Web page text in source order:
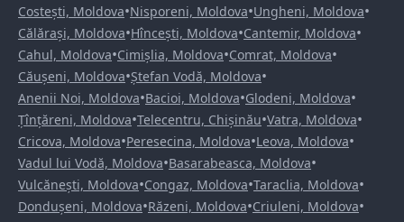
Costești, Moldova•Nisporeni, Moldova•Ungheni, Moldova•
Călărași, Moldova•Hîncești, Moldova•Cantemir, Moldova•
Cahul, Moldova•Cimișlia, Moldova•Comrat, Moldova•
Căușeni, Moldova•Ștefan Vodă, Moldova•
Anenii Noi, Moldova•Bacioi, Moldova•Glodeni, Moldova•
Țînțăreni, Moldova•Telecentru, Chișinău•Vatra, Moldova•
Cricova, Moldova•Peresecina, Moldova•Leova, Moldova•
Vadul lui Vodă, Moldova•Basarabeasca, Moldova•
Vulcănești, Moldova•Congaz, Moldova•Taraclia, Moldova•
Dondușeni, Moldova•Răzeni, Moldova•Criuleni, Moldova•